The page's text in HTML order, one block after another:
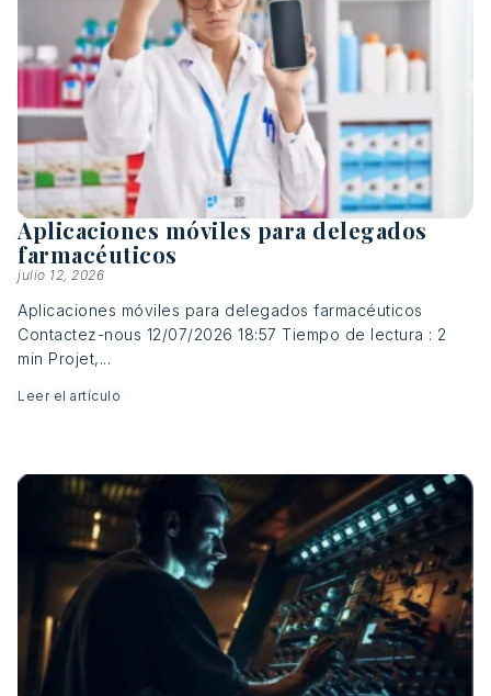
Aplicaciones móviles para delegados
farmacéuticos
julio 12, 2026
Aplicaciones móviles para delegados farmacéuticos
Contactez-nous 12/07/2026 18:57 Tiempo de lectura : 2
min Projet,...
Leer el artículo